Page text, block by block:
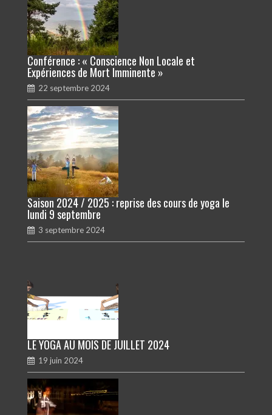
Conférence : « Conscience Non Locale et
Expériences de Mort Imminente »
22 septembre 2024
Saison 2024 / 2025 : reprise des cours de yoga le
lundi 9 septembre
3 septembre 2024
LE YOGA AU MOIS DE JUILLET 2024
19 juin 2024